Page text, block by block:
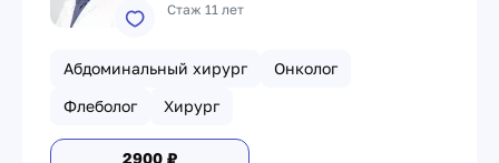
Стаж 11 лет
Абдоминальный хирург
Онколог
Флеболог
Хирург
2900 ₽